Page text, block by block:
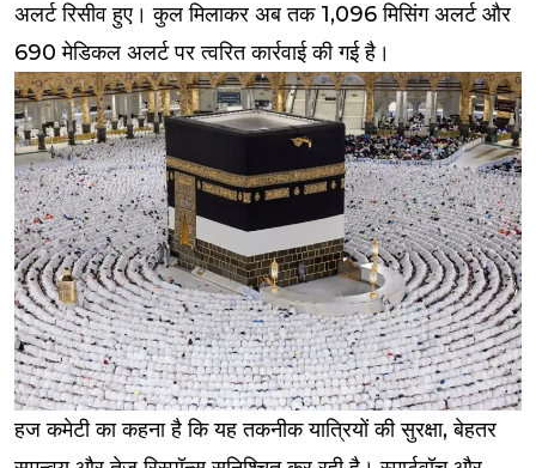
अलर्ट रिसीव हुए। कुल मिलाकर अब तक 1,096 मिसिंग अलर्ट और
690 मेडिकल अलर्ट पर त्वरित कार्रवाई की गई है।
हज कमेटी का कहना है कि यह तकनीक यात्रियों की सुरक्षा, बेहतर